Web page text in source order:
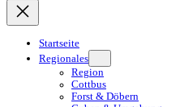
Startseite
Regionales
Region
Cottbus
Forst & Döbern